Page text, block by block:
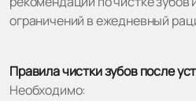
ограничений в ежедневный
Правила чистки зубов после
Необходимо: